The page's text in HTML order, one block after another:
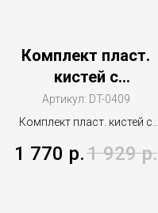
Комплект пласт.
кистей с
ультрамягким
искусст. ворсом
Артикул: DT-0409
Комплект пласт. кистей с
ворсом
1 770 р.1 929 р.